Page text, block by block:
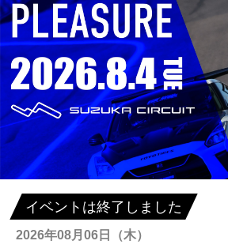
イベントは終了しました
2026年08月06日（木）